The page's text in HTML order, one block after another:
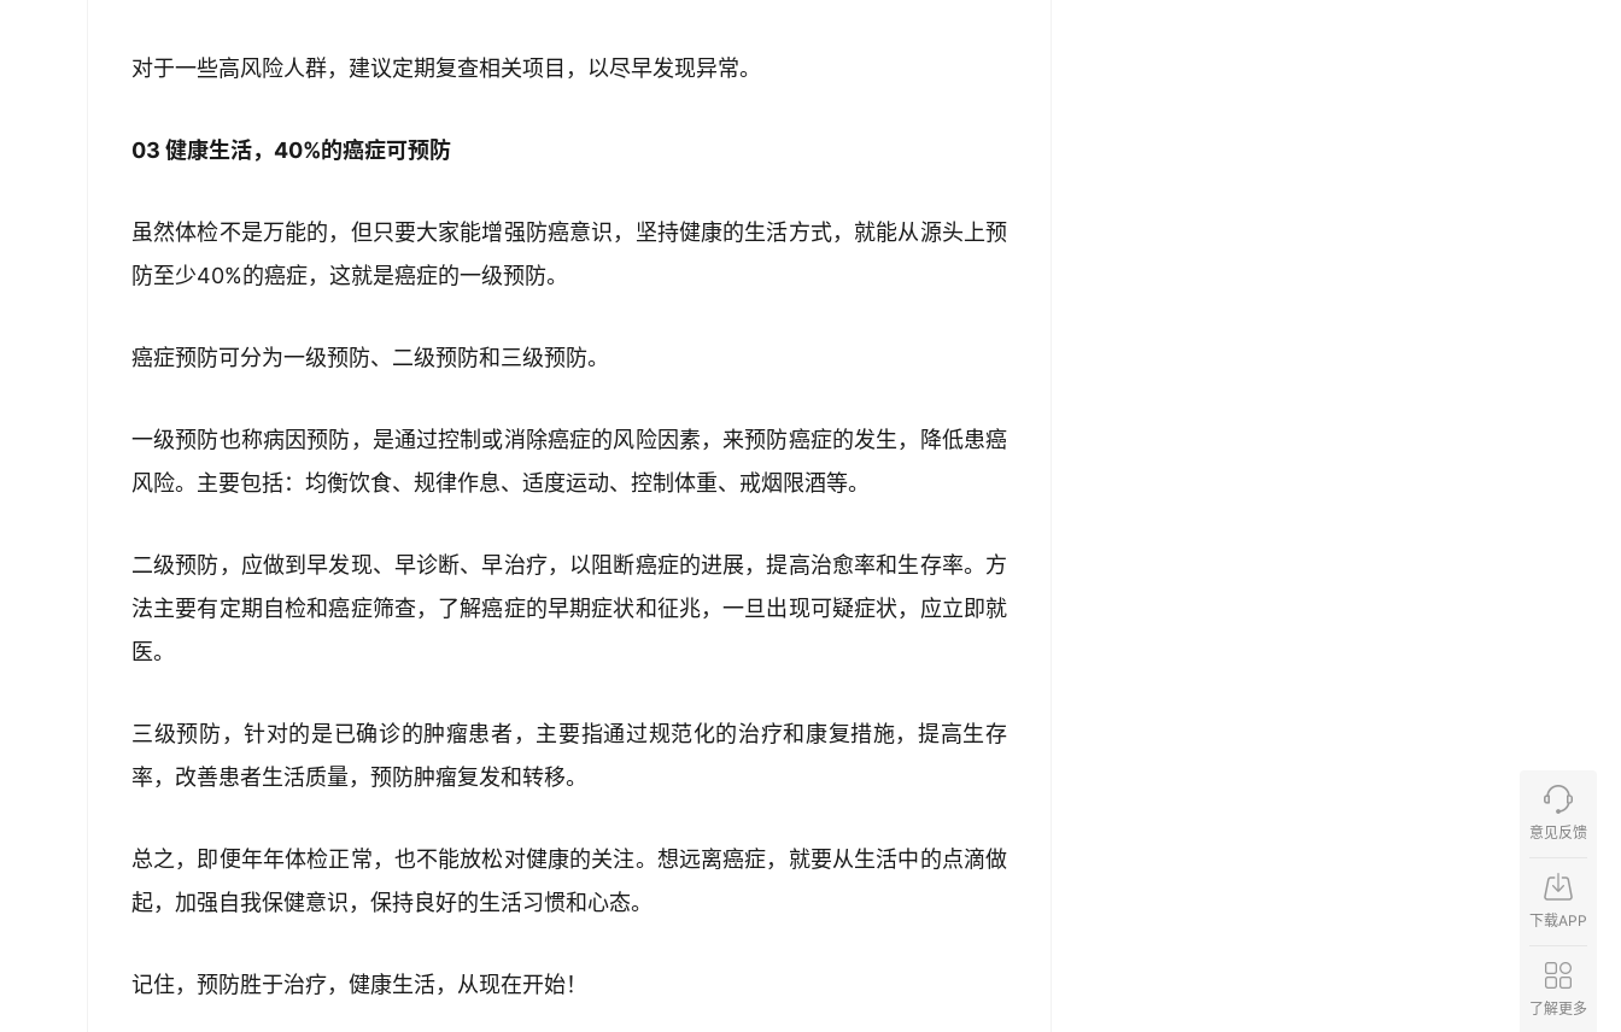
对于一些高风险人群，建议定期复查相关项目，以尽早发现异常。
03 健康生活，40%的癌症可预防
虽然体检不是万能的，但只要大家能增强防癌意识，坚持健康的生活方式，就能从源头上预
防至少40%的癌症，这就是癌症的一级预防。
癌症预防可分为一级预防、二级预防和三级预防。
一级预防也称病因预防，是通过控制或消除癌症的风险因素，来预防癌症的发生，降低患癌
风险。主要包括：均衡饮食、规律作息、适度运动、控制体重、戒烟限酒等。
二级预防，应做到早发现、早诊断、早治疗，以阻断癌症的进展，提高治愈率和生存率。方
法主要有定期自检和癌症筛查，了解癌症的早期症状和征兆，一旦出现可疑症状，应立即就
医。
三级预防，针对的是已确诊的肿瘤患者，主要指通过规范化的治疗和康复措施，提高生存
率，改善患者生活质量，预防肿瘤复发和转移。
总之，即便年年体检正常，也不能放松对健康的关注。想远离癌症，就要从生活中的点滴做
起，加强自我保健意识，保持良好的生活习惯和心态。
记住，预防胜于治疗，健康生活，从现在开始！
意见反馈
下载APP
了解更多